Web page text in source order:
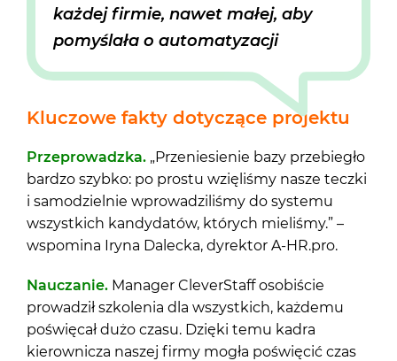
każdej firmie, nawet małej, aby
pomyślała o automatyzacji
Kluczowe fakty dotyczące projektu
Przeprowadzka. „Przeniesienie bazy przebiegło
bardzo szybko: po prostu wzięliśmy nasze teczki
i samodzielnie wprowadziliśmy do systemu
wszystkich kandydatów, których mieliśmy.” –
wspomina Iryna Dalecka, dyrektor A-HR.pro.
Nauczanie. Manager CleverStaff osobiście
prowadził szkolenia dla wszystkich, każdemu
poświęcał dużo czasu. Dzięki temu kadra
kierownicza naszej firmy mogła poświęcić czas